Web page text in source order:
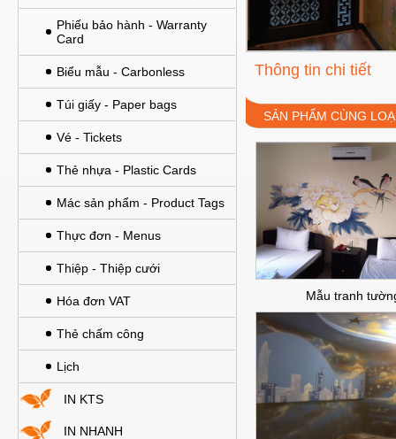
Phiếu bảo hành - Warranty
Card
Biểu mẫu - Carbonless
Túi giấy - Paper bags
Vé - Tickets
Thẻ nhựa - Plastic Cards
Mác sản phẩm - Product Tags
Thực đơn - Menus
Thiệp - Thiệp cưới
Hóa đơn VAT
Thẻ chấm công
Lịch
IN KTS
IN NHANH
Thông tin chi tiết
SẢN PHẨM CÙNG
Mẫu tranh